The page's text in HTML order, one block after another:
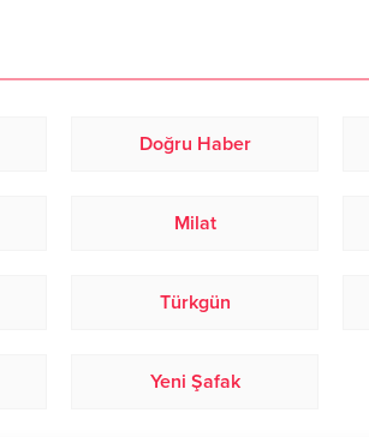
Doğru Haber
Milat
Türkgün
Yeni Şafak